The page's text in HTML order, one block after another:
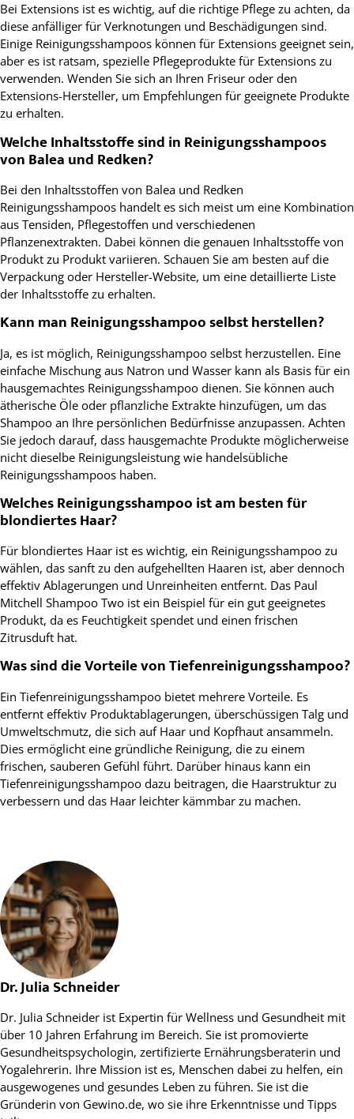
Bei Extensions ist es wichtig, auf die richtige Pflege zu achten, da
diese anfälliger für Verknotungen und Beschädigungen sind.
Einige Reinigungsshampoos können für Extensions geeignet sein,
aber es ist ratsam, spezielle Pflegeprodukte für Extensions zu
verwenden. Wenden Sie sich an Ihren Friseur oder den
Extensions-Hersteller, um Empfehlungen für geeignete Produkte
zu erhalten.
Welche Inhaltsstoffe sind in Reinigungsshampoos
von Balea und Redken?
Bei den Inhaltsstoffen von Balea und Redken
Reinigungsshampoos handelt es sich meist um eine Kombination
aus Tensiden, Pflegestoffen und verschiedenen
Pflanzenextrakten. Dabei können die genauen Inhaltsstoffe von
Produkt zu Produkt variieren. Schauen Sie am besten auf die
Verpackung oder Hersteller-Website, um eine detaillierte Liste
der Inhaltsstoffe zu erhalten.
Kann man Reinigungsshampoo selbst herstellen?
Ja, es ist möglich, Reinigungsshampoo selbst herzustellen. Eine
einfache Mischung aus Natron und Wasser kann als Basis für ein
hausgemachtes Reinigungsshampoo dienen. Sie können auch
ätherische Öle oder pflanzliche Extrakte hinzufügen, um das
Shampoo an Ihre persönlichen Bedürfnisse anzupassen. Achten
Sie jedoch darauf, dass hausgemachte Produkte möglicherweise
nicht dieselbe Reinigungsleistung wie handelsübliche
Reinigungsshampoos haben.
Welches Reinigungsshampoo ist am besten für
blondiertes Haar?
Für blondiertes Haar ist es wichtig, ein Reinigungsshampoo zu
wählen, das sanft zu den aufgehellten Haaren ist, aber dennoch
effektiv Ablagerungen und Unreinheiten entfernt. Das Paul
Mitchell Shampoo Two ist ein Beispiel für ein gut geeignetes
Produkt, da es Feuchtigkeit spendet und einen frischen
Zitrusduft hat.
Was sind die Vorteile von Tiefenreinigungsshampoo?
Ein Tiefenreinigungsshampoo bietet mehrere Vorteile. Es
entfernt effektiv Produktablagerungen, überschüssigen Talg und
Umweltschmutz, die sich auf Haar und Kopfhaut ansammeln.
Dies ermöglicht eine gründliche Reinigung, die zu einem
frischen, sauberen Gefühl führt. Darüber hinaus kann ein
Tiefenreinigungsshampoo dazu beitragen, die Haarstruktur zu
verbessern und das Haar leichter kämmbar zu machen.
Dr. Julia Schneider
Dr. Julia Schneider ist Expertin für Wellness und Gesundheit mit
über 10 Jahren Erfahrung im Bereich. Sie ist promovierte
Gesundheitspsychologin, zertifizierte Ernährungsberaterin und
Yogalehrerin. Ihre Mission ist es, Menschen dabei zu helfen, ein
ausgewogenes und gesundes Leben zu führen. Sie ist die
Gründerin von Gewino.de, wo sie ihre Erkenntnisse und Tipps